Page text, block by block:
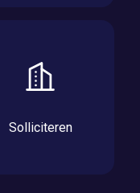
Solliciteren